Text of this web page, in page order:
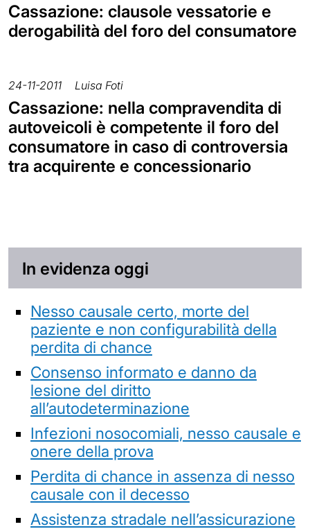
Cassazione: clausole vessatorie e
derogabilità del foro del consumatore
24-11-2011 Luisa Foti
Cassazione: nella compravendita di
autoveicoli è competente il foro del
consumatore in caso di controversia
tra acquirente e concessionario
In evidenza oggi
Nesso causale certo, morte del
paziente e non configurabilità della
perdita di chance
Consenso informato e danno da
lesione del diritto
all’autodeterminazione
Infezioni nosocomiali, nesso causale e
onere della prova
Perdita di chance in assenza di nesso
causale con il decesso
Assistenza stradale nell’assicurazione